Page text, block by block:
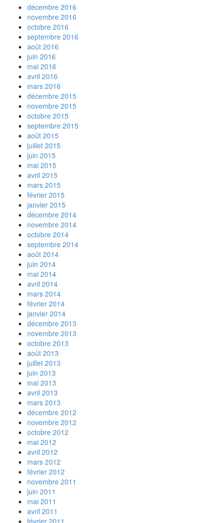
décembre 2016
novembre 2016
octobre 2016
septembre 2016
août 2016
juin 2016
mai 2016
avril 2016
mars 2016
décembre 2015
novembre 2015
octobre 2015
septembre 2015
août 2015
juillet 2015
juin 2015
mai 2015
avril 2015
mars 2015
février 2015
janvier 2015
décembre 2014
novembre 2014
octobre 2014
septembre 2014
août 2014
juin 2014
mai 2014
avril 2014
mars 2014
février 2014
janvier 2014
décembre 2013
novembre 2013
octobre 2013
août 2013
juillet 2013
juin 2013
mai 2013
avril 2013
mars 2013
décembre 2012
novembre 2012
octobre 2012
mai 2012
avril 2012
mars 2012
février 2012
novembre 2011
juin 2011
mai 2011
avril 2011
février 2011